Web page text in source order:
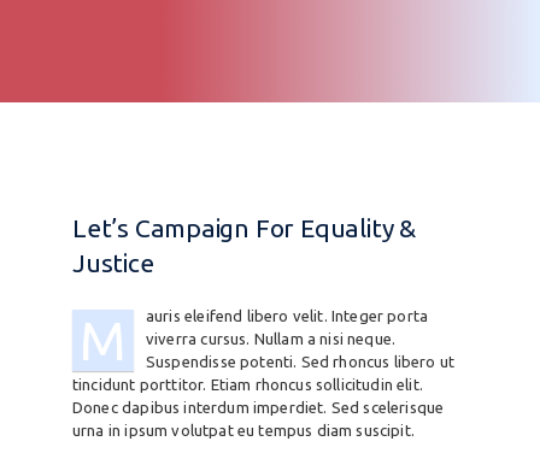
Let’s Campaign For Equality &
Justice
M
auris eleifend libero velit. Integer porta
viverra cursus. Nullam a nisi neque.
Suspendisse potenti. Sed rhoncus libero ut
tincidunt porttitor. Etiam rhoncus sollicitudin elit.
Donec dapibus interdum imperdiet. Sed scelerisque
urna in ipsum volutpat eu tempus diam suscipit.